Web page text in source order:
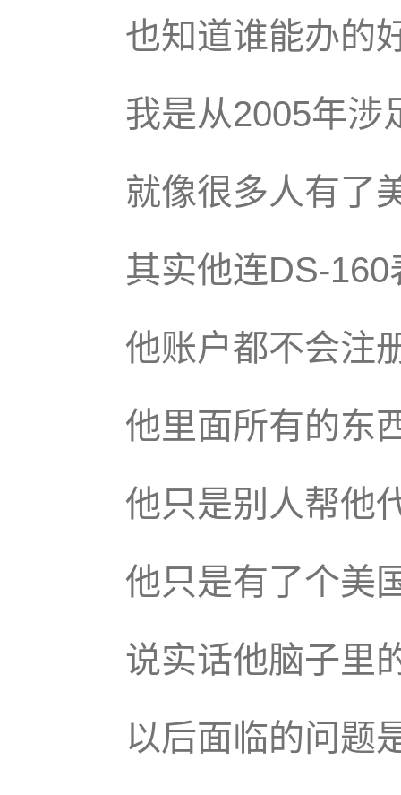
也知道谁能办的
我是从2005年涉
就像很多人有了
其实他连DS-
他账户都不会注
他里面所有的东
他只是别人帮他
他只是有了个美
说实话他脑子里
以后面临的问题